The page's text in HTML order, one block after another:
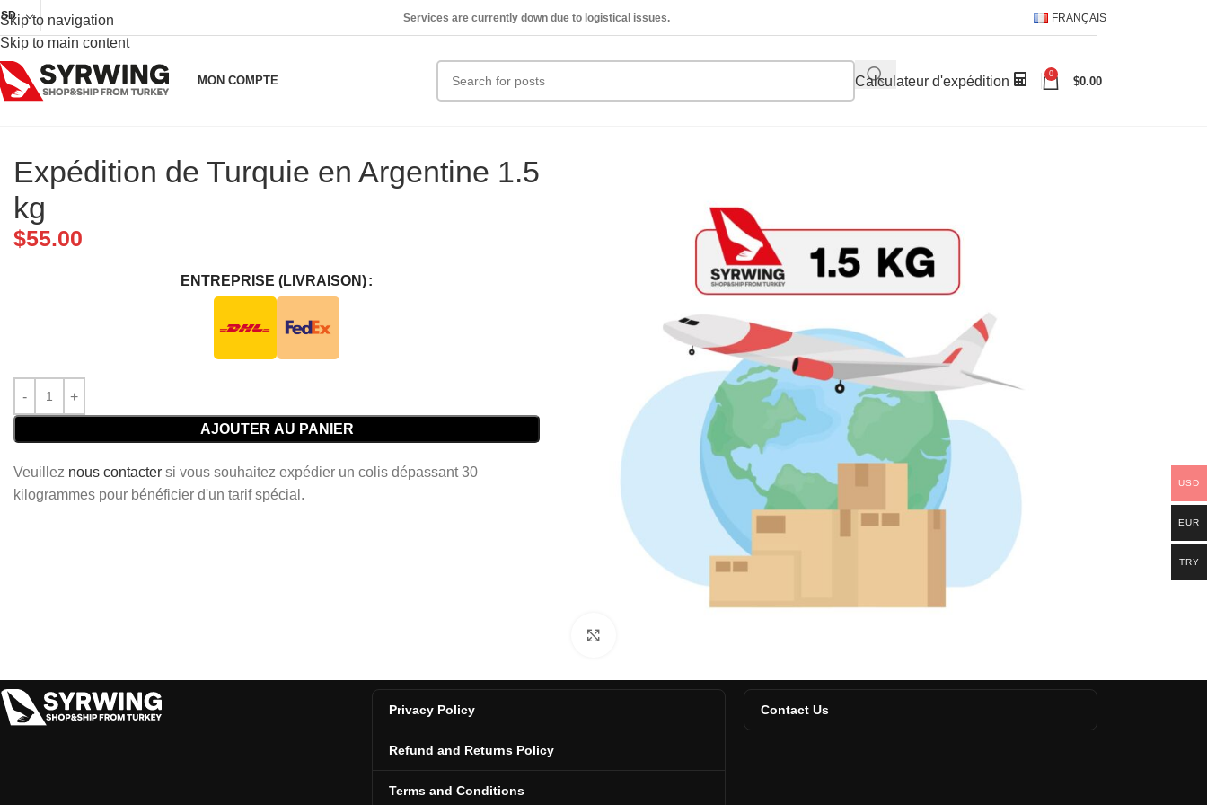
Skip to navigation
Skip to main content
Services are currently down due to logistical issues. FRANÇAIS
MON COMPTE Calculateur d'expédition 0
$0.00
Expédition de Turquie en Argentine 1.5
kg
$55.00
ENTREPRISE (LIVRAISON)
AJOUTER AU PANIER
Veuillez nous contacter si vous souhaitez expédier un colis dépassant 30
kilogrammes pour bénéficier d'un tarif spécial.
Privacy Policy
Refund and Returns Policy
Terms and Conditions
Contact Us
USD
EUR
TRY